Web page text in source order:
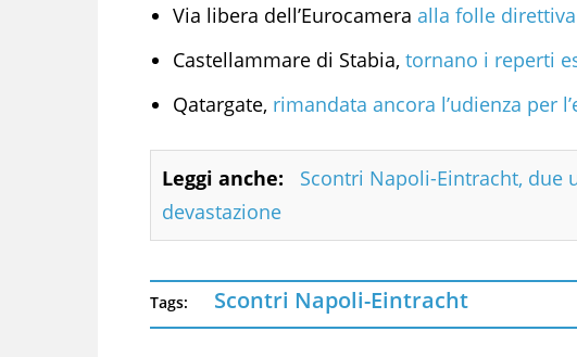
Via libera dell’Eurocamera alla folle
Castellammare di Stabia, tornano i reperti
Qatargate, rimandata ancora l’udienza per
Leggi anche:
Scontri Napoli-Eintracht, due
devastazione
Tags: Scontri Napoli-Eintracht